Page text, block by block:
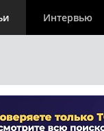
Интервью